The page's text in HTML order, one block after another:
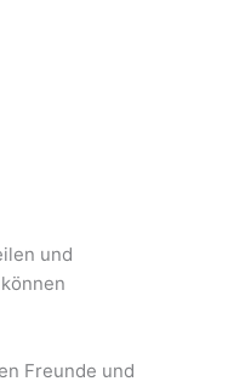
und
Freunde und